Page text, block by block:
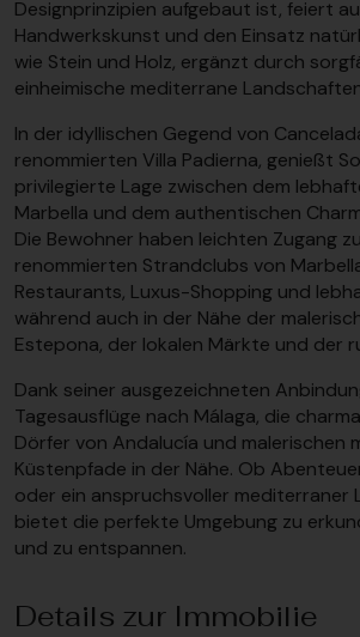
Designprinzipien aufgebaut ist, feiert
Handwerkskunst und den Einsatz
wie Stein und Holz, ergänzt durch
einheimische mediterrane
In der idyllischen Gegend von
renommierten Villa Padierna, genießt
privilegierte Lage zwischen dem
Marbella und dem authentischen
Die Bewohner haben leichten Zugang
renommierten Strandclubs von
Restaurants, Luxus-Shopping und
während auch in der Nähe der
Estepona, der lokalen Märkte und der
Dank seiner ausgezeichneten
Tagesausflüge nach Málaga, die
Dörfer von Andalucía und malerischen
Küstenpfade in der Nähe. Ob
oder ein anspruchsvoller mediterraner
bietet die perfekte Umgebung zu
und zu entspannen.
Details zur Immobilie